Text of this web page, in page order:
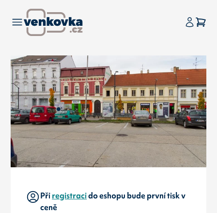
Přiregistracido eshopu bude první tisk v
ceně